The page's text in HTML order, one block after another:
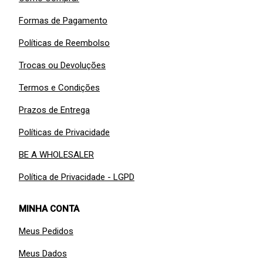
Formas de Pagamento
Políticas de Reembolso
Trocas ou Devoluções
Termos e Condições
Prazos de Entrega
Políticas de Privacidade
BE A WHOLESALER
Política de Privacidade - LGPD
MINHA CONTA
Meus Pedidos
Meus Dados